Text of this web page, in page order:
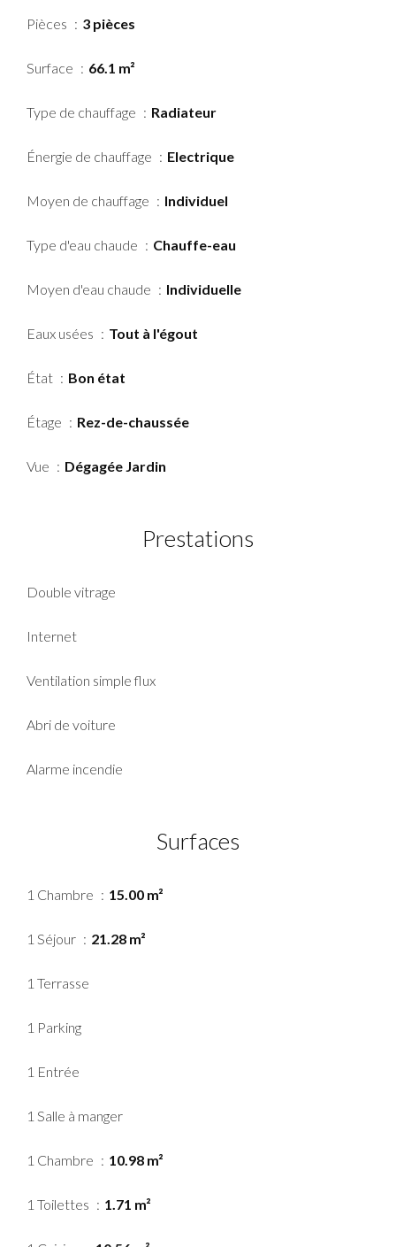
Pièces 3 pièces
Surface 66.1 m²
Type de chauffage Radiateur
Énergie de chauffage Electrique
Moyen de chauffage Individuel
Type d'eau chaude Chauffe-eau
Moyen d'eau chaude Individuelle
Eaux usées Tout à l'égout
État Bon état
Étage Rez-de-chaussée
Vue Dégagée Jardin
Prestations
Double vitrage
Internet
Ventilation simple flux
Abri de voiture
Alarme incendie
Surfaces
1 Chambre 15.00 m²
1 Séjour 21.28 m²
1 Terrasse
1 Parking
1 Entrée
1 Salle à manger
1 Chambre 10.98 m²
1 Toilettes 1.71 m²